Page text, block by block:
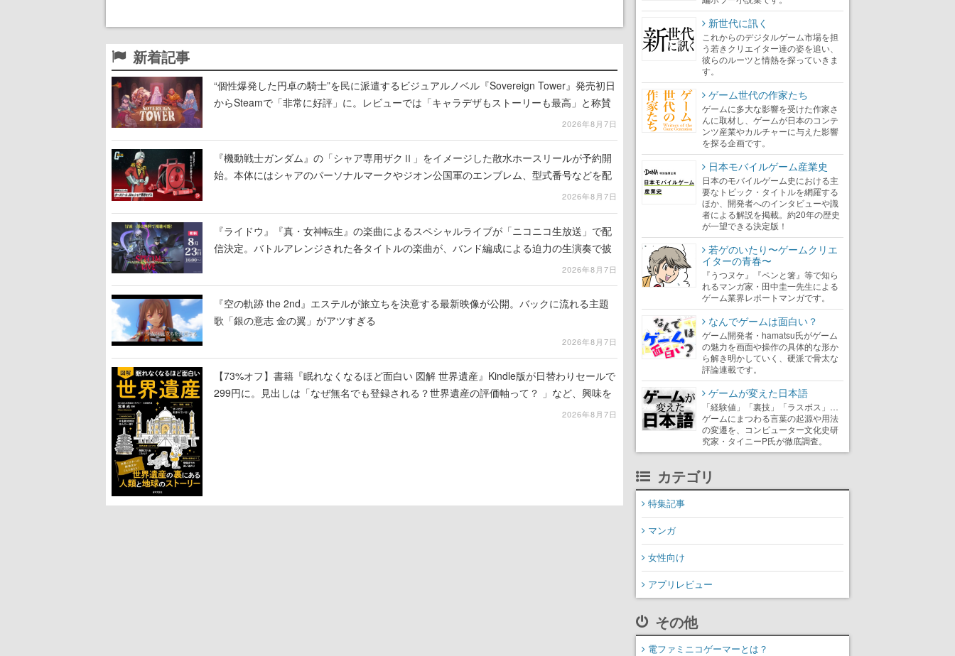
新着記事
“個性爆発した円卓の騎士”を民に派遣するビジュアルノベル『Sovereign Tower』発売初日
からSteamで「非常に好評」に。レビューでは「キャラデザもストーリーも最高」と称賛
2026年8月7日
『機動戦士ガンダム』の「シャア専用ザクⅡ」をイメージした散水ホースリールが予約開
始。本体にはシャアのパーソナルマークやジオン公国軍のエンブレム、型式番号などを配
2026年8月7日
『ライドウ』『真・女神転生』の楽曲によるスペシャルライブが「ニコニコ生放送」で配
信決定。バトルアレンジされた各タイトルの楽曲が、バンド編成による迫力の生演奏で披
2026年8月7日
『空の軌跡 the 2nd』エステルが旅立ちを決意する最新映像が公開。バックに流れる主題
歌「銀の意志 金の翼」がアツすぎる
2026年8月7日
【73%オフ】書籍『眠れなくなるほど面白い 図解 世界遺産』Kindle版が日替わりセールで
299円に。見出しは「なぜ無名でも登録される？世界遺産の評価軸って？ 」など、興味を
2026年8月7日
新世代に訊く
これからのデジタルゲーム市場を担
う若きクリエイター達の姿を追い、
彼らのルーツと情熱を探っていきま
す。
ゲーム世代の作家たち
ゲームに多大な影響を受けた作家さ
んに取材し、ゲームが日本のコンテ
ンツ産業やカルチャーに与えた影響
を探る企画です。
日本モバイルゲーム産業史
日本のモバイルゲーム史における主
要なトピック・タイトルを網羅する
ほか、開発者へのインタビューや識
者による解説を掲載。約20年の歴史
が一望できる決定版！
若ゲのいたり〜ゲームクリエ
イターの青春〜
『うつヌケ』『ペンと箸』等で知ら
れるマンガ家・田中圭一先生による
ゲーム業界レポートマンガです。
なんでゲームは面白い？
ゲーム開発者・hamatsu氏がゲーム
の魅力を画面や操作の具体的な形か
ら解き明かしていく、硬派で骨太な
評論連載です。
ゲームが変えた日本語
「経験値」「裏技」「ラスボス」…
ゲームにまつわる言葉の起源や用法
の変遷を、コンピューター文化史研
究家・タイニーP氏が徹底調査。
カテゴリ
特集記事
マンガ
女性向け
アプリレビュー
その他
電ファミニコゲーマーとは？